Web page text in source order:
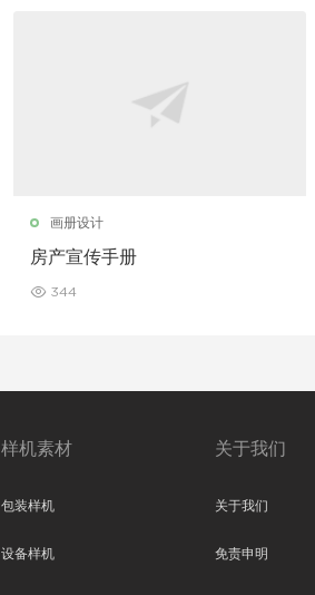
画册设计
房产宣传手册
344
样机素材
包装样机
设备样机
关于我们
关于我们
免责申明